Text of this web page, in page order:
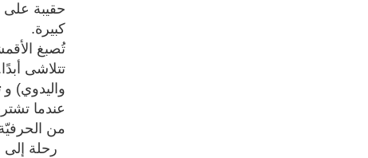
حقيبة
كبيرة.
تُصبغ
تتلاشى
واليدوي) و
عندما
من
رحلة إلى